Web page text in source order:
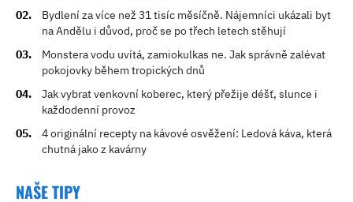
Bydlení za více než 31 tisíc měsíčně. Nájemníci ukázali byt
na Andělu i důvod, proč se po třech letech stěhují
Monstera vodu uvítá, zamiokulkas ne. Jak správně zalévat
pokojovky během tropických dnů
Jak vybrat venkovní koberec, který přežije déšť, slunce i
každodenní provoz
4 originální recepty na kávové osvěžení: Ledová káva, která
chutná jako z kavárny
NAŠE TIPY